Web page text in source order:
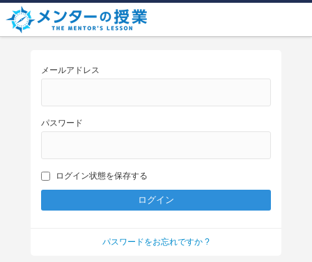
メールアドレス
パスワード
ログイン状態を保存する
パスワードをお忘れですか ?